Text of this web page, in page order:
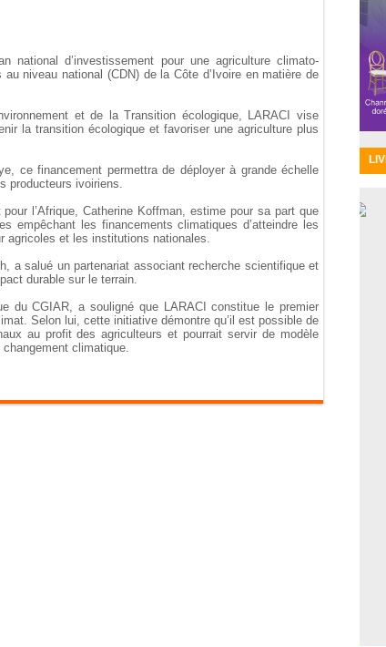
d’investissement pour une agriculture climato-
niveau national (CDN) de la Côte d’Ivoire en matière de
et de la Transition écologique, LARACI vise
la transition écologique et favoriser une agriculture plus
ce financement permettra de déployer à grande échelle
producteurs ivoiriens.
l’Afrique, Catherine Koffman, estime pour sa part que
empêchant les financements climatiques d’atteindre les
et les institutions nationales.
a salué un partenariat associant recherche scientifique et
durable sur le terrain.
du CGIAR, a souligné que LARACI constitue le premier
Selon lui, cette initiative démontre qu’il est possible de
au profit des agriculteurs et pourrait servir de modèle
climatique.